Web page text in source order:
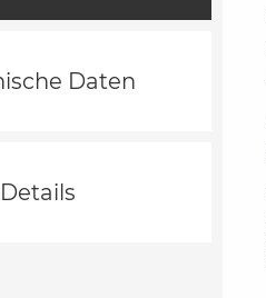
Daten
Details